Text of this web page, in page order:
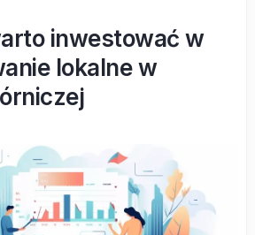
inwestować w
lokalne w